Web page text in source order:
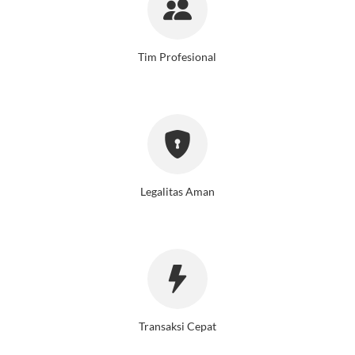
Tim Profesional
Legalitas Aman
Transaksi Cepat